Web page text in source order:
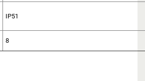
IP51
8